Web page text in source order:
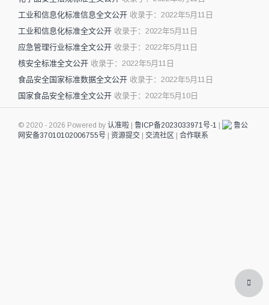
工业和信息化标准信息全文公开 收录于：2022年5月11日
工业和信息化标准全文公开 收录于：2022年5月11日
应急管理行业标准全文公开 收录于：2022年5月11日
核安全标准全文公开 收录于：2022年5月11日
食品安全国家标准数据全文公开 收录于：2022年5月11日
国家食品安全标准全文公开 收录于：2022年5月10日
© 2020 - 2026 Powered by 认准啦 鲁ICP备2023033971号-1
鲁公
网安备37010102006755号
资源提交 交流社区 合作联系